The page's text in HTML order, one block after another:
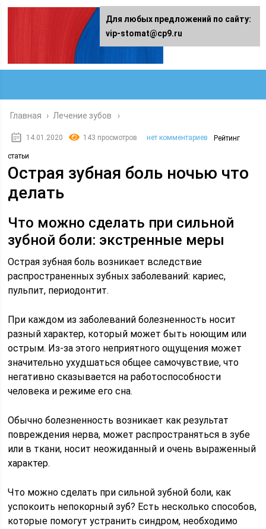
Главная › Лечение зубов
14.01.2020 143 просмотров нет комментариев Рейтинг
статьи
Острая зубная боль ночью что
делать
Что можно сделать при сильной
зубной боли: экстренные меры
Острая зубная боль возникает вследствие
распространенных зубных заболеваний: кариес,
пульпит, периодонтит.
При каждом из заболеваний болезненность носит
разный характер, который может быть ноющим или
острым. Из-за этого неприятного ощущения может
значительно ухудшаться общее самочувствие, что
негативно сказывается на работоспособности
человека и режиме его сна.
Обычно болезненность возникает как результат
повреждения нерва, может распространяться в зубе
или в ткани, носит неожиданный и очень выраженный
характер.
Что можно сделать при сильной зубной боли, как
успокоить непокорный зуб? Есть несколько способов,
которые помогут устранить синдром, необходимо
Для любых предложений по сайту:
vip-stomat@cp9.ru